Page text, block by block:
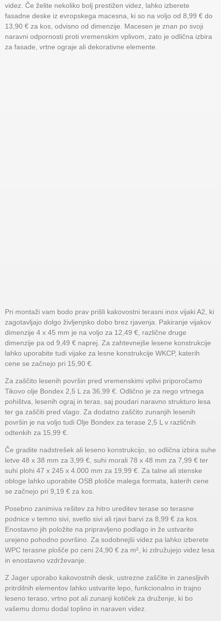
videz. Če želite nekoliko bolj prestižen videz, lahko izberete
fasadne deske iz evropskega macesna, ki so na voljo od 8,99 € do
13,90 € za kos, odvisno od dimenzije. Macesen je znan po svoji
naravni odpornosti proti vremenskim vplivom, zato je odlična izbira
za fasade, vrtne ograje ali dekorativne elemente.
Pri montaži vam bodo prav prišli kakovostni terasni inox vijaki A2, ki
zagotavljajo dolgo življenjsko dobo brez rjavenja. Pakiranje vijakov
dimenzije 4 x 45 mm je na voljo za 12,49 €, različne druge
dimenzije pa od 9,49 € naprej. Za zahtevnejše lesene konstrukcije
lahko uporabite tudi vijake za lesne konstrukcije WKCP, katerih
cene se začnejo pri 15,90 €.
Za zaščito lesenih površin pred vremenskimi vplivi priporočamo
Tikovo olje Bondex 2,5 L za 36,99 €. Odlično je za nego vrtnega
pohištva, lesenih ograj in teras, saj poudari naravno strukturo lesa
ter ga zaščiti pred vlago. Za dodatno zaščito zunanjih lesenih
površin je na voljo tudi Olje Bondex za terase 2,5 L v različnih
odtenkih za 15,99 €.
Če gradite nadstrešek ali leseno konstrukcijo, so odlična izbira suhe
letve 48 x 38 mm za 3,99 €, suhi morali 78 x 48 mm za 7,99 € ter
suhi plohi 47 x 245 x 4.000 mm za 19,99 €. Za talne ali stenske
obloge lahko uporabite OSB plošče malega formata, katerih cene
se začnejo pri 9,19 € za kos.
Posebno zanimiva rešitev za hitro ureditev terase so terasne
podnice v temno sivi, svetlo sivi ali rjavi barvi za 8,99 € za kos.
Enostavno jih položite na pripravljeno podlago in že ustvarite
urejeno pohodno površino. Za sodobnejši videz pa lahko izberete
WPC terasne plošče po ceni 24,90 € za m², ki združujejo videz lesa
in enostavno vzdrževanje.
Z Jager uporabo kakovostnih desk, ustrezne zaščite in zanesljivih
pritrdilnih elementov lahko ustvarite lepo, funkcionalno in trajno
leseno teraso, vrtno pot ali zunanji kotiček za druženje, ki bo
vašemu domu dodal toplino in naraven videz.